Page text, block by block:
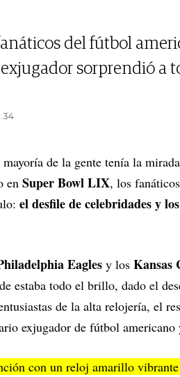
del fútbol
sorprendió a
de la gente tenía la
en Super Bowl LIX, los
el desfile de celebridades y
Eagles y los Kansas
estaba todo el brillo, dado el
de la alta relojería, el
exjugador de fútbol americano
con un reloj amarillo